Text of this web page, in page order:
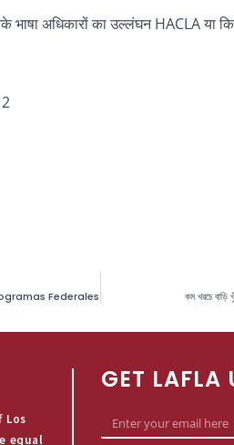
भाषा अधिकारों का उल्लंघन HACLA या
Federales কম খরচে বাড়ি
Los
equal
GET LAFLA